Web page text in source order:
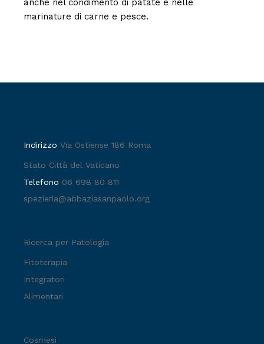
anche nel condimento di patate e nelle
marinature di carne e pesce.
IndirizzoVia Ostiense 186 Roma
Stato Città del Vaticano
Telefono 06 698 80 811
spezieria@abbaziasanpaolo.org
Ricerca per Patologia
Fitoterapia
Integratori
Alimentari
Cosmesi